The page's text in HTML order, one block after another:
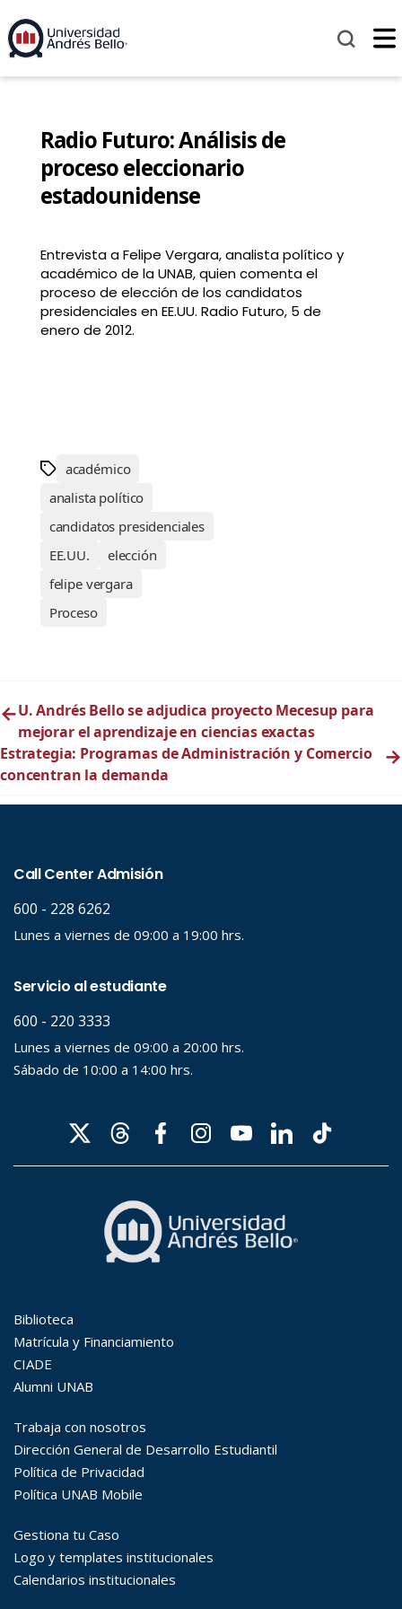
Radio Futuro: Análisis de
proceso eleccionario
estadounidense
Entrevista a Felipe Vergara, analista político y
académico de la UNAB, quien comenta el
proceso de elección de los candidatos
presidenciales en EE.UU. Radio Futuro, 5 de
enero de 2012.
académico
analista político
candidatos presidenciales
EE.UU.
elección
felipe vergara
Proceso
←U. Andrés Bello se adjudica proyecto Mecesup para
mejorar el aprendizaje en ciencias exactas
Estrategia: Programas de Administración y Comercio
concentran la demanda
→